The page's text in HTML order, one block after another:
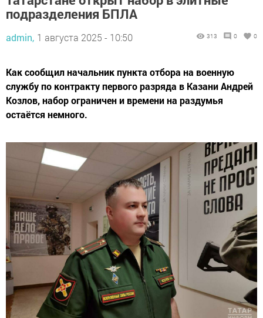
подразделения БПЛА
admin, 1 августа 2025 - 10:50 313 0 0
Как сообщил начальник пункта отбора на военную
службу по контракту первого разряда в Казани Андрей
Козлов, набор ограничен и времени на раздумья
остаётся немного.